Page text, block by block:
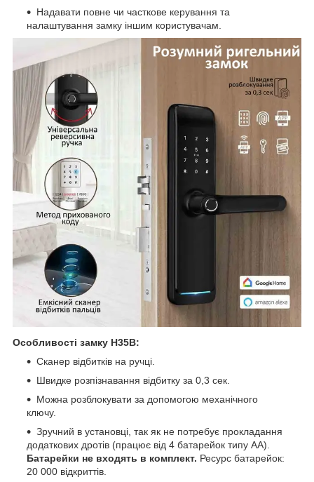
Надавати повне чи часткове керування та
налаштування замку іншим користувачам.
Особливості замку H35B:
Сканер відбитків на ручці.
Швидке розпізнавання відбитку за 0,3 сек.
Можна розблокувати за допомогою механічного
ключу.
Зручний в установці, так як не потребує прокладання
додаткових дротів (працює від 4 батарейок типу АА).
Батарейки не входять в комплект. Ресурс батарейок:
20 000 відкриттів.